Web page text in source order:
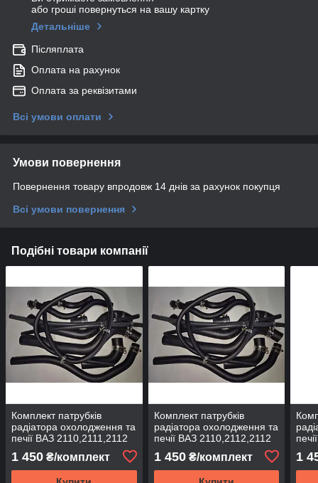
або гроші повернуться на вашу картку
Детальніше
Післяплата
Оплата на рахунок
Оплата за реквізитами
Всі умови оплати
Умови повернення
Повернення товару впродовж 14 днів за рахунок покупця
Всі умови повернення
Подібні товари компанії
Комплект патрубків
радіатора охолодження та
печії ВАЗ 2110,2111,2112
1 450 ₴/комплект
Комплект патрубків
радіатора охолодження та
печії ВАЗ 2110,2112,2112
1 450₴/комплект 1